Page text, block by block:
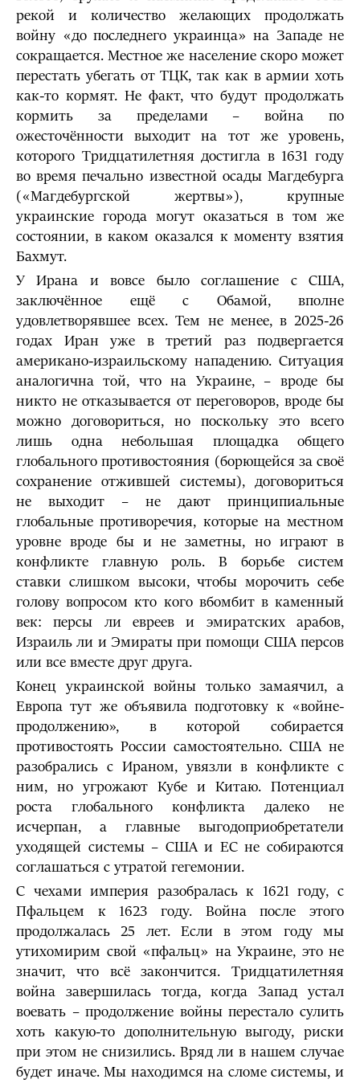
рекой и количество желающих продолжать
войну «до последнего украинца» на Западе не
сокращается. Местное же население скоро может
перестать убегать от ТЦК, так как в армии хоть
как-то кормят. Не факт, что будут продолжать
кормить за пределами – война по
ожесточённости выходит на тот же уровень,
которого Тридцатилетняя достигла в 1631 году
во время печально известной осады Магдебурга
(«Магдебургской жертвы»), крупные
украинские города могут оказаться в том же
состоянии, в каком оказался к моменту взятия
Бахмут.
У Ирана и вовсе было соглашение с США,
заключённое ещё с Обамой, вполне
удовлетворявшее всех. Тем не менее, в 2025-26
годах Иран уже в третий раз подвергается
американо-израильскому нападению. Ситуация
аналогична той, что на Украине, – вроде бы
никто не отказывается от переговоров, вроде бы
можно договориться, но поскольку это всего
лишь одна небольшая площадка общего
глобального противостояния (борющейся за своё
сохранение отжившей системы), договориться
не выходит – не дают принципиальные
глобальные противоречия, которые на местном
уровне вроде бы и не заметны, но играют в
конфликте главную роль. В борьбе систем
ставки слишком высоки, чтобы морочить себе
голову вопросом кто кого вбомбит в каменный
век: персы ли евреев и эмиратских арабов,
Израиль ли и Эмираты при помощи США персов
или все вместе друг друга.
Конец украинской войны только замаячил, а
Европа тут же объявила подготовку к «войне-
продолжению», в которой собирается
противостоять России самостоятельно. США не
разобрались с Ираном, увязли в конфликте с
ним, но угрожают Кубе и Китаю. Потенциал
роста глобального конфликта далеко не
исчерпан, а главные выгодоприобретатели
уходящей системы – США и ЕС не собираются
соглашаться с утратой гегемонии.
С чехами империя разобралась к 1621 году, с
Пфальцем к 1623 году. Война после этого
продолжалась 25 лет. Если в этом году мы
утихомирим свой «пфальц» на Украине, это не
значит, что всё закончится. Тридцатилетняя
война завершилась тогда, когда Запад устал
воевать – продолжение войны перестало сулить
хоть какую-то дополнительную выгоду, риски
при этом не снизились. Вряд ли в нашем случае
будет иначе. Мы находимся на сломе системы, и